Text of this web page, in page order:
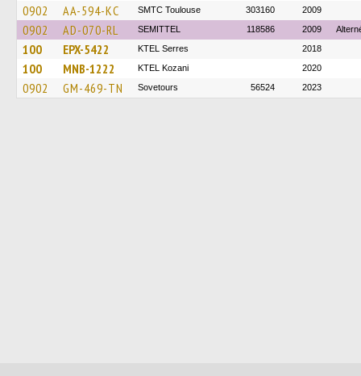
0902 AA-594-KC SMTC Toulouse 303160 2009
0902 AD-070-RL SEMITTEL 118586 2009
100 EPX-5422 KTEL Serres 2018
100 MNB-1222 ΚΤΕL Kozani 2020
0902 GM-469-TN Sovetours 56524 2023